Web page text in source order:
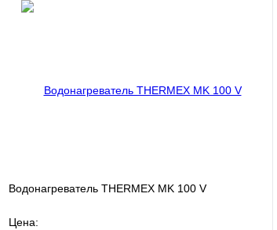
Водонагреватель THERMEX MK 100 V
Цена: